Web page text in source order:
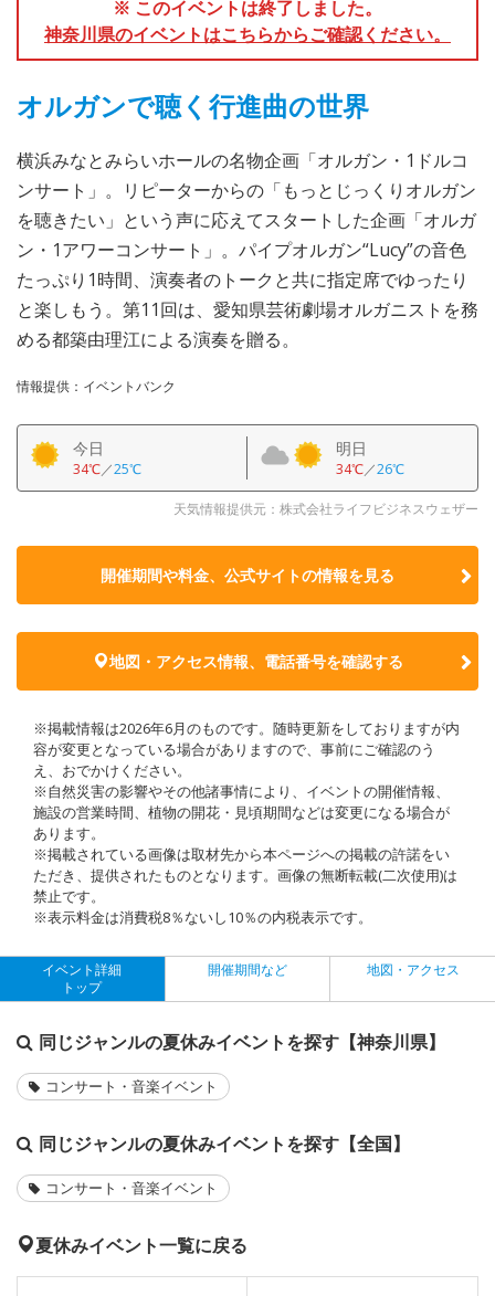
※ このイベントは終了しました。
神奈川県のイベントはこちらからご確認ください。
オルガンで聴く行進曲の世界
横浜みなとみらいホールの名物企画「オルガン・1ドルコ
ンサート」。リピーターからの「もっとじっくりオルガン
を聴きたい」という声に応えてスタートした企画「オルガ
ン・1アワーコンサート」。パイプオルガン“Lucy”の音色
たっぷり1時間、演奏者のトークと共に指定席でゆったり
と楽しもう。第11回は、愛知県芸術劇場オルガニストを務
める都築由理江による演奏を贈る。
情報提供：イベントバンク
今日
34℃／25℃
明日
34℃／26℃
天気情報提供元：株式会社ライフビジネスウェザー
開催期間や料金、公式サイトの情報を見る
地図・アクセス情報、電話番号を確認する
※掲載情報は2026年6月のものです。随時更新をしておりますが内
容が変更となっている場合がありますので、事前にご確認のう
え、おでかけください。
※自然災害の影響やその他諸事情により、イベントの開催情報、
施設の営業時間、植物の開花・見頃期間などは変更になる場合が
あります。
※掲載されている画像は取材先から本ページへの掲載の許諾をい
ただき、提供されたものとなります。画像の無断転載(二次使用)は
禁止です。
※表示料金は消費税8％ないし10％の内税表示です。
イベント詳細
トップ
開催期間など 地図・アクセス
同じジャンルの夏休みイベントを探す【神奈川県】
コンサート・音楽イベント
同じジャンルの夏休みイベントを探す【全国】
コンサート・音楽イベント
夏休みイベント一覧に戻る